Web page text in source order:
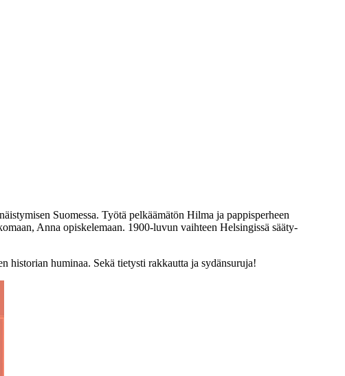
Suomessa. Työtä pelkäämätön Hilma ja pappisperheen
Anna opiskelemaan. 1900-luvun vaihteen Helsingissä sääty-
historian huminaa. Sekä tietysti rakkautta ja sydänsuruja!